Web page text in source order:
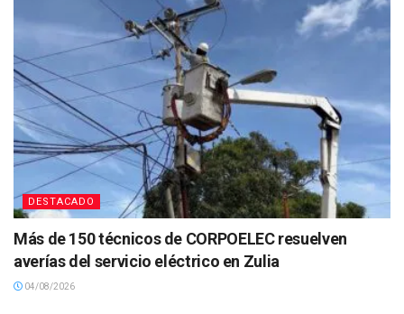
DESTACADO
Más de 150 técnicos de CORPOELEC resuelven
averías del servicio eléctrico en Zulia
04/08/2026